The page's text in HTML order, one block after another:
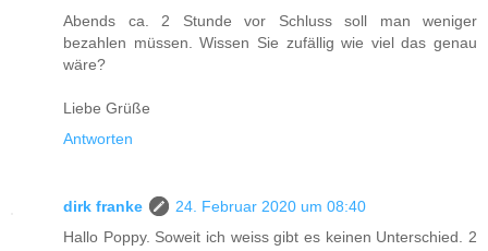
Abends ca. 2 Stunde vor Schluss soll man weniger
bezahlen müssen. Wissen Sie zufällig wie viel das genau
wäre?
Liebe Grüße
Antworten
dirk franke
24. Februar 2020 um 08:40
Hallo Poppy. Soweit ich weiss gibt es keinen Unterschied. 2